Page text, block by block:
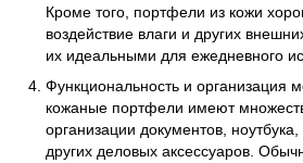
Кроме того, портфели из кожи
воздействие влаги и других
их идеальными для ежедневного
Функциональность и организация
кожаные портфели имеют
организации документов,
других деловых аксессуаров.